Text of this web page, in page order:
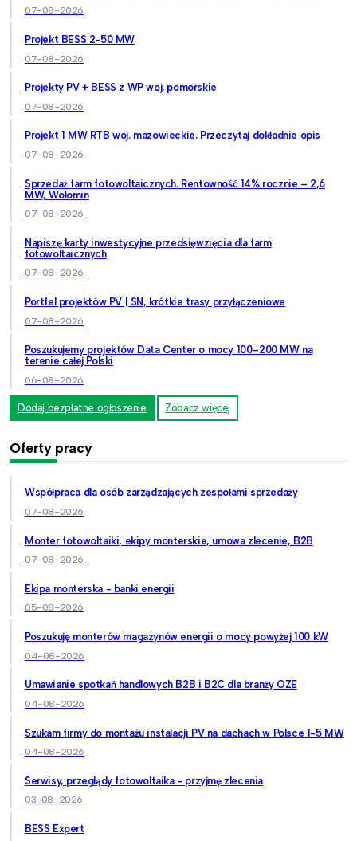
07-08-2026
Projekt BESS 2-50 MW
07-08-2026
Projekty PV + BESS z WP woj. pomorskie
07-08-2026
Projekt 1 MW RTB woj. mazowieckie. Przeczytaj dokładnie opis
07-08-2026
Sprzedaż farm fotowoltaicznych. Rentowność 14% rocznie – 2,6
MW, Wołomin
07-08-2026
Napiszę karty inwestycyjne przedsięwzięcia dla farm
fotowoltaicznych
07-08-2026
Portfel projektów PV | SN, krótkie trasy przyłączeniowe
07-08-2026
Poszukujemy projektów Data Center o mocy 100–200 MW na
terenie całej Polski
06-08-2026
Dodaj bezpłatne ogłoszenie Zobacz więcej
Oferty pracy
Współpraca dla osób zarządzających zespołami sprzedaży
07-08-2026
Monter fotowoltaiki, ekipy monterskie, umowa zlecenie, B2B
07-08-2026
Ekipa monterska - banki energii
05-08-2026
Poszukuję monterów magazynów energii o mocy powyżej 100 kW
04-08-2026
Umawianie spotkań handlowych B2B i B2C dla branży OZE
04-08-2026
Szukam firmy do montażu instalacji PV na dachach w Polsce 1-5 MW
04-08-2026
Serwisy, przeglądy fotowoltaika - przyjmę zlecenia
03-08-2026
BESS Expert